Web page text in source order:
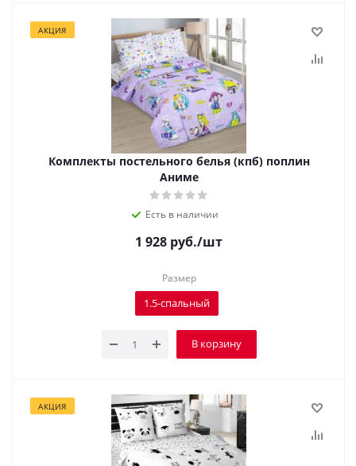
АКЦИЯ
Комплекты постельного белья (кпб) поплин
Аниме
Есть в наличии
1 928 руб./шт
Размер
1.5-спальный
В корзину
АКЦИЯ